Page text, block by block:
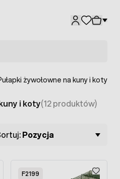
żywołowne na kuny i koty
i koty(12 produktów)
Pozycja
F2199